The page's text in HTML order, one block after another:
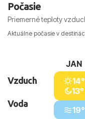
Počasie
Priemerné teploty
Aktuálne počasie v
Vzduch
Voda
JAN
14°
13°
19°